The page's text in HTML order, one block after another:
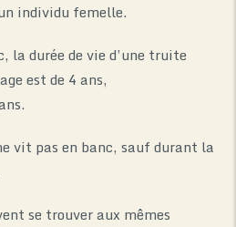
individu femelle.
la durée de vie d’une truite
est de 4 ans,
vit pas en banc, sauf durant la
se trouver aux mêmes